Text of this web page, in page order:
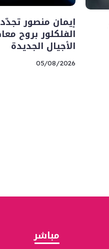
إيمان منصور
الفلكلور بروح
الأجيال الجديدة
05/08/2026
مباشر